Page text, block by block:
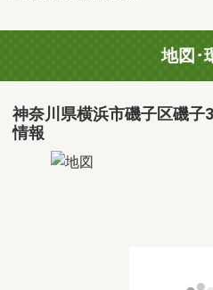
地図･
神奈川県横浜市磯子区磯子
情報